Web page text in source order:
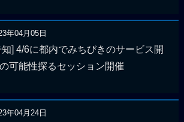
年04月05日
知] 4/6に都内でみちびきのサービス開
可能性探るセッション開催
年04月24日